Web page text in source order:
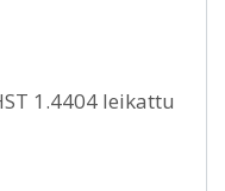
1.4404 leikattu